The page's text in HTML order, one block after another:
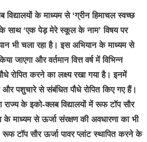
विद्यालयों के माध्यम से ‘ग्रीन हिमाचल स्वच्छ
के साथ ‘एक पेड़ मेरे स्कूल के नाम’ विषय पर
भी चला रहा है। इस अभियान के माध्यम से
जाएगा और वर्तमान वित्त वर्ष में विभिन्न
रोपित करने का लक्ष्य रखा गया है। इनमें
पशुचारे से संबंधित पौधे रोपित किए गए हैं।
राज्य के इको-क्लब विद्यालयों में रूफ टॉप सौर
के माध्यम से ऊर्जा संरक्षण की अवधारणा का भी
रूफ टॉप सौर ऊर्जा पावर प्लांट स्थापित करने के